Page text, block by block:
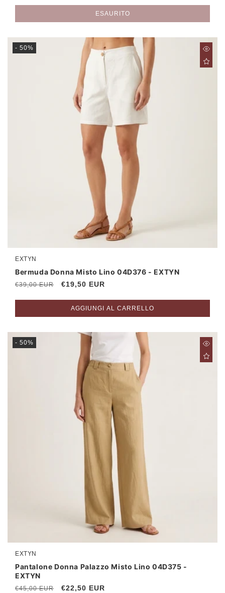
ESAURITO
- 50%
Produttore:
EXTYN
Bermuda Donna Misto Lino 04D376 - EXTYN
Prezzo
€39,00 EUR
Prezzo
€19,50 EUR
AGGIUNGI AL CARRELLO
- 50%
Produttore:
EXTYN
Pantalone Donna Palazzo Misto Lino 04D375 -
EXTYN
Prezzo
€45,00 EUR
Prezzo
€22,50 EUR